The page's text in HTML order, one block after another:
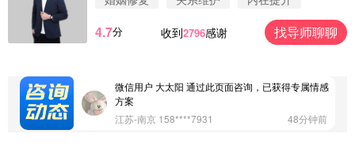
4.7分 收到2796感谢 找导师聊聊
微信用户 Vnno 通过此页面咨询，已获得专属情感方
微信用户 大太阳 通过此页面咨询，已获得专属情感
方案
江苏-南京 158****7931
48分钟前